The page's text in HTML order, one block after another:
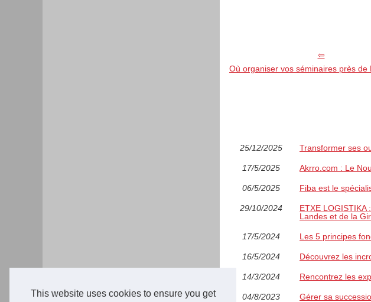
This website uses cookies to ensure you get
Où organiser vos séminaires près de
25/12/2025 Transformer ses
17/5/2025 Akrro.com : Le
06/5/2025 Fiba est le
29/10/2024
ETXE
Landes et de la
17/5/2024 Les 5 principes
16/5/2024 Découvrez les
14/3/2024 Rencontrez les
04/8/2023
Gérer sa